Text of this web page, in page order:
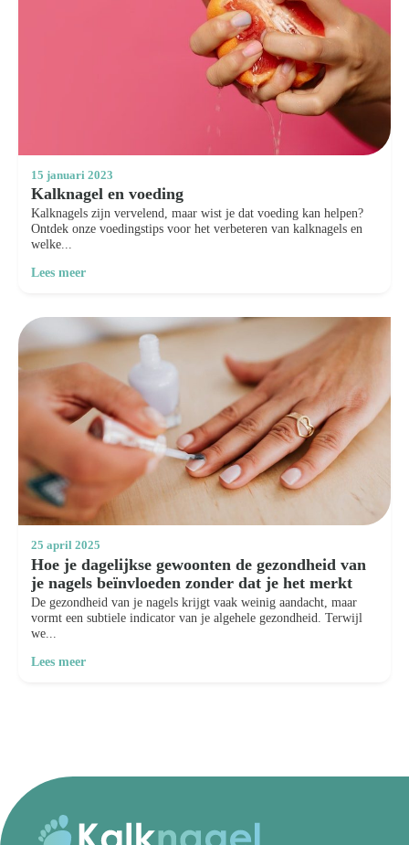
15 januari 2023
Kalknagel en voeding
Kalknagels zijn vervelend, maar wist je dat voeding kan helpen?
Ontdek onze voedingstips voor het verbeteren van kalknagels en
welke...
Lees meer
25 april 2025
Hoe je dagelijkse gewoonten de gezondheid van
je nagels beïnvloeden zonder dat je het merkt
De gezondheid van je nagels krijgt vaak weinig aandacht, maar
vormt een subtiele indicator van je algehele gezondheid. Terwijl
we...
Lees meer